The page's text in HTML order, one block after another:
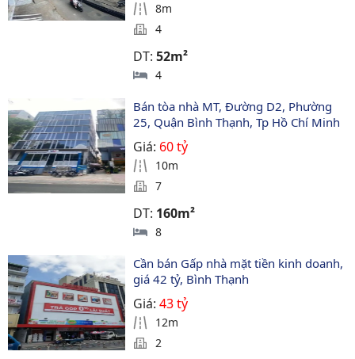
8m
4
DT:52m²
4
Bán tòa nhà MT, Đường D2, Phường
25, Quận Bình Thạnh, Tp Hồ Chí Minh
Giá: 60 tỷ
10m
7
DT: 160m²
8
Cần bán Gấp nhà mặt tiền kinh doanh,
giá 42 tỷ, Bình Thạnh
Giá:43 tỷ
12m
2